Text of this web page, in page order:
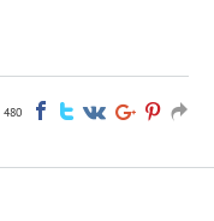
480